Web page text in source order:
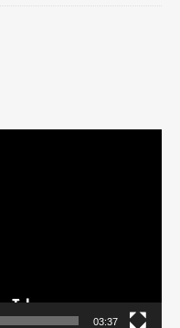
03:37